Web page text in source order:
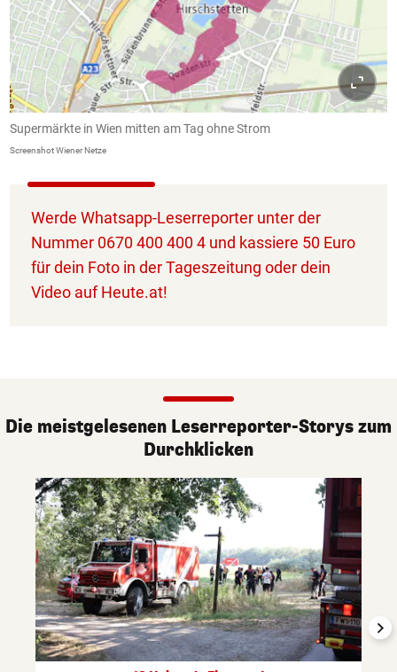
Supermärkte in Wien mitten am Tag ohne Strom
Screenshot Wiener Netze
Werde Whatsapp-Leserreporter unter der
Nummer 0670 400 400 4 und kassiere 50 Euro
für dein Foto in der Tageszeitung oder dein
Video auf Heute.at!
Die meistgelesenen Leserreporter-Storys zum
Durchklicken